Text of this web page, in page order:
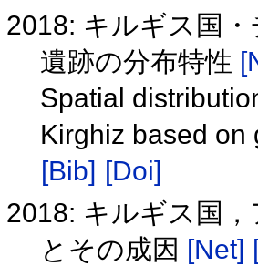
2018: キルギス国
遺跡の分布特性
Spatial
Kirghiz based
[Bib] [Doi]
2018: キルギス国
とその成因 [Net]